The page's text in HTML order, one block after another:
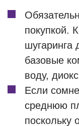
покупкой.
шугаринга
базовые
воду,
Если
среднюю
поскольку